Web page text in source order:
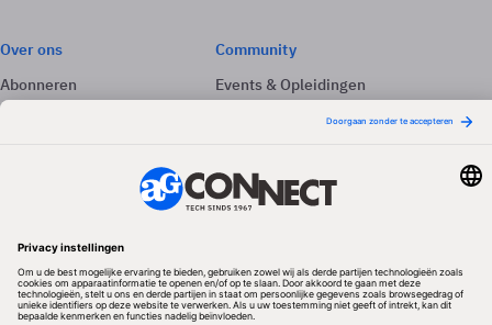
Over ons
Abonneren
Adverteren
Community
Events & Opleidingen
Volg ons